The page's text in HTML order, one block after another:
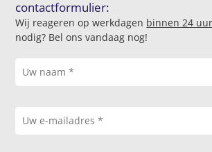
contactformulier:
Wij reageren op werkdagen binnen 24 uur
nodig? Bel ons vandaag nog!